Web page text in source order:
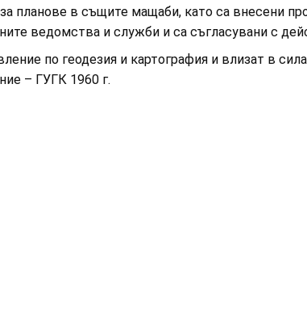
планове в същите мащаби, като са внесени
ведомства и служби и са съгласувани с
по геодезия и картография и влизат в
– ГУГК 1960 г.